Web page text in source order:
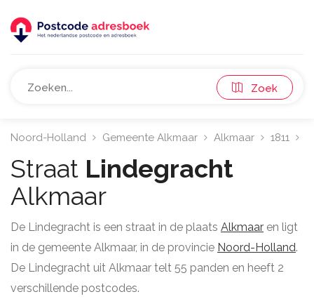
Zoek
Noord-Holland Gemeente Alkmaar Alkmaar 1811
Straat Lindegracht
Alkmaar
De Lindegracht is een straat in de plaats Alkmaar en ligt
in de gemeente Alkmaar, in de provincie Noord-Holland.
De Lindegracht uit Alkmaar telt 55 panden en heeft 2
verschillende postcodes.